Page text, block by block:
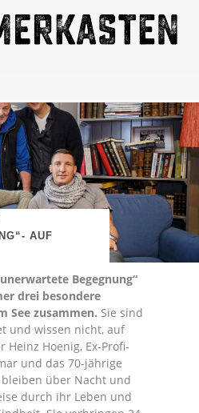
AUF
Begegnung“
drei besondere
See zusammen. Sie sind
und wissen nicht, auf
Hoenig, Ex-Profi-
und das 70-jährige
über Nacht und
durch ihr Leben und